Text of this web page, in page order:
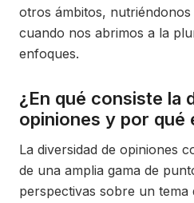
otros ámbitos,
cuando nos abrimos a la
enfoques.
¿En qué consiste la
opiniones y por qué
La diversidad de opiniones
de una amplia gama de
perspectivas sobre un tema